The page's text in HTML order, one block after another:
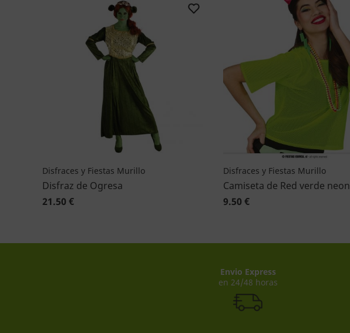
Disfraces y Fiestas Murillo
Disfraz de Ogresa
21.50 €
Disfraces y Fiestas Murillo
Camiseta de Red verde neon
9.50 €
Envio Express
en 24/48 horas